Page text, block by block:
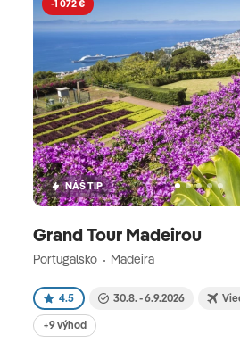
-1 072 €
NÁŠ TIP
Grand Tour Madeirou
Portugalsko Madeira
4.5 30.8. - 6.9.2026
+9 výhod